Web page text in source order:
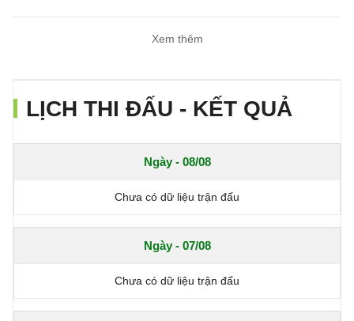
Xem thêm
LỊCH THI ĐẤU - KẾT QUẢ
Ngày - 08/08
Chưa có dữ liệu trận đấu
Ngày - 07/08
Chưa có dữ liệu trận đấu